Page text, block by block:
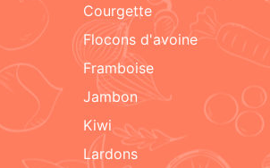
courgette
flocons d'avoine
framboise
jambon
kiwi
lardons